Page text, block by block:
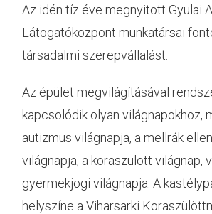
Az idén tíz éve megnyitott Gyulai
Látogatóközpont munkatársai
társadalmi szerepvállalást.
Az épület megvilágításával
kapcsolódik olyan világnapokhoz,
autizmus világnapja, a mellrák
világnapja, a koraszülött világnap,
gyermekjogi világnapja. A
helyszíne a Viharsarki